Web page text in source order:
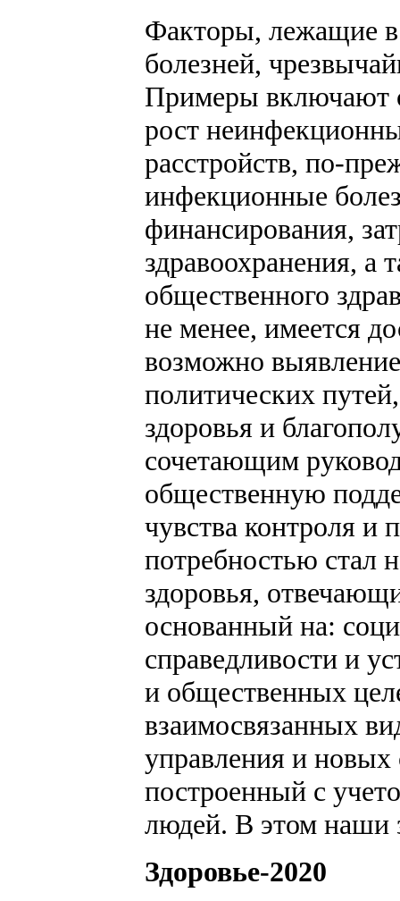
Факторы, лежащие в
болезней,
Примеры включают
рост
расстройств, по-
инфекционные
финансирования,
здравоохранения, а
общественного
не менее, имеется
возможно
политических
здоровья и
сочетающим
общественную
чувства контроля и
потребностью стал
здоровья,
основанный на:
справедливости и
и общественных
взаимосвязанных
управления и новых
построенный с
людей. В этом наши
Здоровье-2020